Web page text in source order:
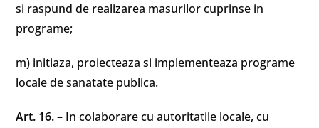
si raspund de realizarea masurilor cuprinse in
programe;
m) initiaza, proiecteaza si implementeaza programe
locale de sanatate publica.
Art. 16.– In colaborare cu autoritatile locale, cu